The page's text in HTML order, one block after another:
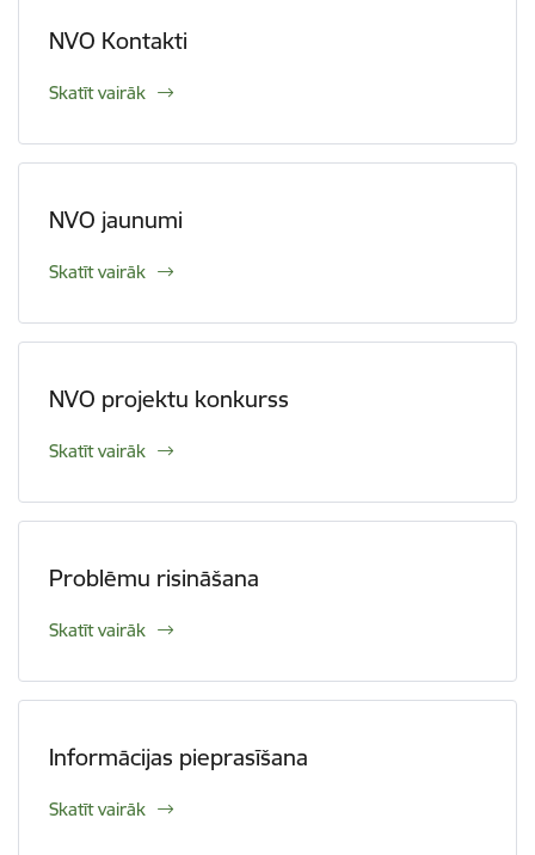
NVO Kontakti
Skatīt vairāk
NVO jaunumi
Skatīt vairāk
NVO projektu konkurss
Skatīt vairāk
Problēmu risināšana
Skatīt vairāk
Informācijas pieprasīšana
Skatīt vairāk